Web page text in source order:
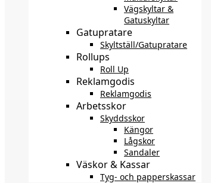
Vägskyltar &
Gatuskyltar
Gatupratare
Skyltställ/Gatupratare
Rollups
Roll Up
Reklamgodis
Reklamgodis
Arbetsskor
Skyddsskor
Kängor
Lågskor
Sandaler
Väskor & Kassar
Tyg- och papperskassar